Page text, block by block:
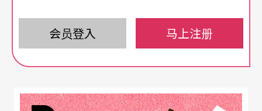
aipeifringe.org。（庄珮瑶）
林璟如《剧场追梦人》出版 第十届国艺奖得主传记
会员登入 马上注册